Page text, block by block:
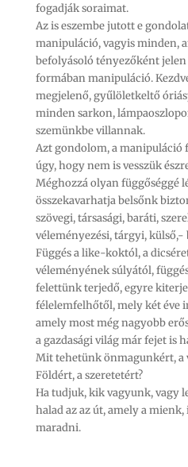
fogadják soraimat.
Az is eszembe jutott e
manipuláció, vagyis minden,
befolyásoló tényezőként
formában manipuláció.
megjelenő, gyűlöletkeltő
minden sarkon,
szemünkbe villannak.
Azt gondolom, a manipuláció
úgy, hogy nem is vesszük
Méghozzá olyan függőséggé
összekavarhatja belsőnk
szövegi, társasági, baráti,
véleményezési, tárgyi, külső,-
Függés a like-koktól, a
véleményének súlyától,
felettünk terjedő, egyre
félelemfelhőtől, mely két éve
amely most még nagyobb
a gazdasági világ már fejet is
Mit tehetünk önmagunkért, a
Földért, a szeretetért?
Ha tudjuk, kik vagyunk, vagy
halad az az út, amely a
maradni.